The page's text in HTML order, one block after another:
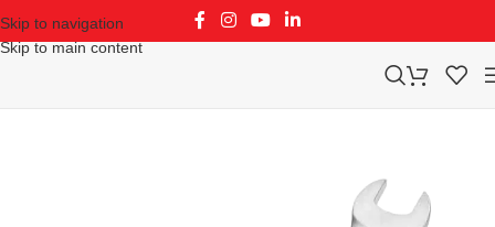
Skip to navigation
Skip to main content